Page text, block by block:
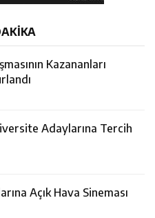
Kazananları
Adaylarına Tercih
Açık Hava Sineması